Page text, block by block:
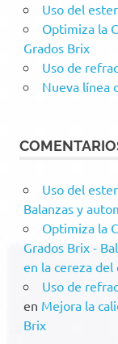
Uso del
Optimiza la
Grados Brix
Uso de
Nueva línea
Uso del
Balanzas y
Optimiza la
Grados Brix -
en la cereza del
Uso de
en Mejora la
Brix